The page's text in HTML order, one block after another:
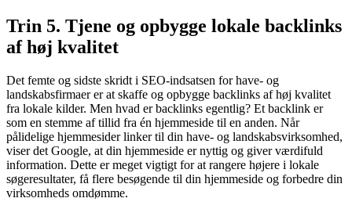
Trin 5. Tjene og opbygge lokale backlinks
af høj kvalitet
Det femte og sidste skridt i SEO-indsatsen for have- og
landskabsfirmaer er at skaffe og opbygge backlinks af høj kvalitet
fra lokale kilder. Men hvad er backlinks egentlig? Et backlink er
som en stemme af tillid fra én hjemmeside til en anden. Når
pålidelige hjemmesider linker til din have- og landskabsvirksomhed,
viser det Google, at din hjemmeside er nyttig og giver værdifuld
information. Dette er meget vigtigt for at rangere højere i lokale
søgeresultater, få flere besøgende til din hjemmeside og forbedre din
virksomheds omdømme.